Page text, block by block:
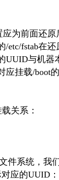
应为前面还
/etc/fstab在
UUID与机器
应挂载/boot
关系：
件系统，我
应的UUID：